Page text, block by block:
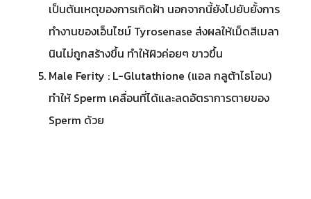
เป็นต้นเหตุของการเกิดฝ้า นอกจากนี้ยังไปยับยั้งการ
ทำงานของเอ็นไซม์ Tyrosenase ส่งผลให้เม็ดสีเมลา
นินไม่ถูกสร้างขึ้น ทำให้ผิวค่อยๆ ขาวขึ้น
Male Ferity : L-Glutathione (แอล กลูต้าไธโอน)
ทำให้ Sperm เคลื่อนที่ได้และลดอัตราการตายของ
Sperm ด้วย